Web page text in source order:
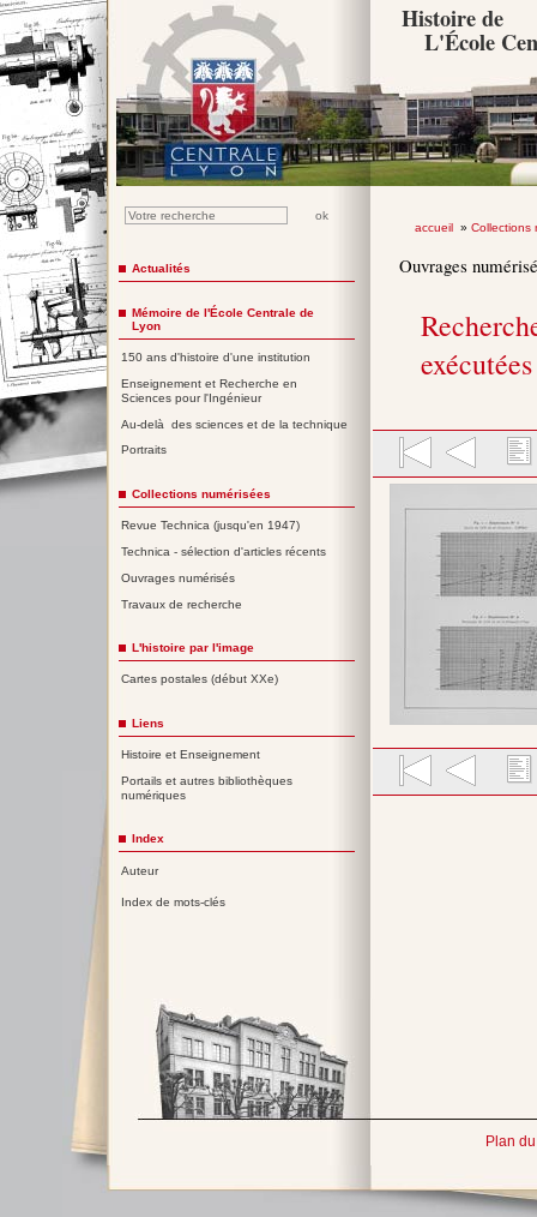
Histoire de
L'École
accueil» Collections
Ouvrages
Actualités
Mémoire de l'École Centrale de
Lyon
150 ans d'histoire d'une institution
Enseignement et Recherche en
Sciences pour l'Ingénieur
Au-delà des sciences et de la technique
Portraits
Collections numérisées
Revue Technica (jusqu'en 1947)
Technica - sélection d'articles récents
Ouvrages numérisés
Travaux de recherche
L'histoire par l'image
Cartes postales (début XXe)
Liens
Histoire et Enseignement
Portails et autres bibliothèques
numériques
Index
Auteur
Index de mots-clés
Plan